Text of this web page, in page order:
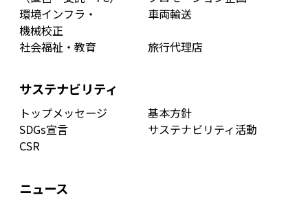
環境インフラ・
機械校正
車両輸送
社会福祉・教育
旅行代理店
サステナビリティ
トップメッセージ
基本方針
SDGs宣言
サステナビリティ活動
CSR
ニュース